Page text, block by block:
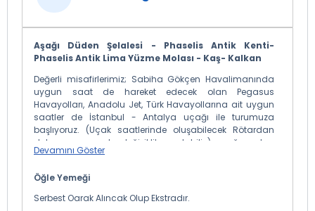
Aşağı Düden Şelalesi - Phaselis Antik Kenti-
Phaselis Antik Lima Yüzme Molası - Kaş- Kalkan
Değerli misafirlerimiz; Sabiha Gökçen Havalimanında
uygun saat de hareket edecek olan Pegasus
Havayolları, Anadolu Jet, Türk Havayollarına ait uygun
saatler de İstanbul - Antalya uçağı ile turumuza
başlıyoruz. (Uçak saatlerinde oluşabilecek Rötardan
dolayı programda değişiklik yapılabilir.) uçağımızdan
inerek bizleri bekleyen aracımıza biniyoruz.
Önemli Not: Programımız otele giriş yapmadan
başlayacağından dolayı, konuklarımızın ihtiyaç
Devamını Göster
Öğle Yemeği
Serbest Oarak Alıncak Olup Ekstradır.